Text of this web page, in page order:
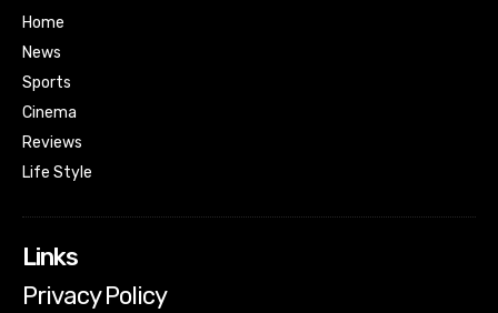
Home
News
Sports
Cinema
Reviews
Life Style
Links
Privacy Policy